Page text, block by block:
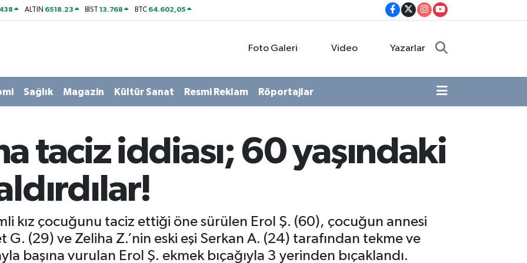
ALTIN 6518.23 BİST13.768 BTC 64.602,05
Foto Galeri Video Yazarlar
Sağlık Magazin Kültür Sanat Resmi Reklam Röportajlar
taciz iddiası; 60 yaşındaki
kız çocuğunu taciz ettiği öne sürülen Erol Ş. (60), çocuğun annesi
G. (29) ve Zeliha Z.’nin eski eşi Serkan A. (24) tarafından tekme ve
başına vurulan Erol Ş. ekmek bıçağıyla 3 yerinden bıçaklandı.